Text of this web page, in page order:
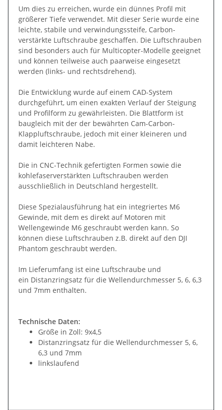
Um dies zu erreichen, wurde ein dünnes Profil mit
größerer Tiefe verwendet. Mit dieser Serie wurde eine
leichte, stabile und verwindungssteife, Carbon-
verstärkte Luftschraube geschaffen. Die Luftschrauben
sind besonders auch für Multicopter-Modelle geeignet
und können teilweise auch paarweise eingesetzt
werden (links- und rechtsdrehend).
Die Entwicklung wurde auf einem CAD-System
durchgeführt, um einen exakten Verlauf der Steigung
und Profilform zu gewährleisten. Die Blattform ist
baugleich mit der der bewährten Cam-Carbon-
Klappluftschraube, jedoch mit einer kleineren und
damit leichteren Nabe.
Die in CNC-Technik gefertigten Formen sowie die
kohlefaserverstärkten Luftschrauben werden
ausschließlich in Deutschland hergestellt.
Diese Spezialausführung hat ein integriertes M6
Gewinde, mit dem es direkt auf Motoren mit
Wellengewinde M6 geschraubt werden kann. So
können diese Luftschrauben z.B. direkt auf den DJI
Phantom geschraubt werden.
Im Lieferumfang ist eine Luftschraube und
ein Distanzringsatz für die Wellendurchmesser 5, 6, 6,3
und 7mm enthalten.
Technische Daten:
Größe in Zoll: 9x4,5
Distanzringsatz für die Wellendurchmesser 5, 6,
6,3 und 7mm
linkslaufend